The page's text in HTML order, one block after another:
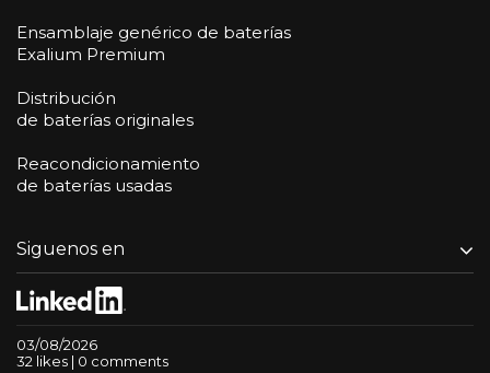
Ensamblaje genérico de baterías
Exalium Premium
Distribución
de baterías originales
Reacondicionamiento
de baterías usadas
Siguenos en
03/08/2026
32 likes | 0 comments